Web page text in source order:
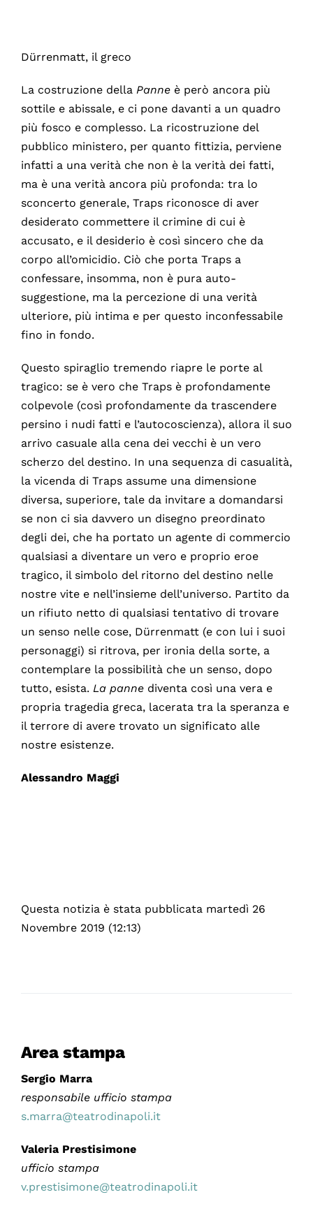
Dürrenmatt, il greco
La costruzione della Panneè però ancora più
sottile e abissale, e ci pone davanti a un quadro
più fosco e complesso. La ricostruzione del
pubblico ministero, per quanto fittizia, perviene
infatti a una verità che non è la verità dei fatti,
ma è una verità ancora più profonda: tra lo
sconcerto generale, Traps riconosce di aver
desiderato commettere il crimine di cui è
accusato, e il desiderio è così sincero che da
corpo all’omicidio. Ciò che porta Traps a
confessare, insomma, non è pura auto-
suggestione, ma la percezione di una verità
ulteriore, più intima e per questo inconfessabile
fino in fondo.
Questo spiraglio tremendo riapre le porte al
tragico: se è vero che Traps è profondamente
colpevole (così profondamente da trascendere
persino i nudi fatti e l’autocoscienza), allora il suo
arrivo casuale alla cena dei vecchi è un vero
scherzo del destino. In una sequenza di casualità,
la vicenda di Traps assume una dimensione
diversa, superiore, tale da invitare a domandarsi
se non ci sia davvero un disegno preordinato
degli dei, che ha portato un agente di commercio
qualsiasi a diventare un vero e proprio eroe
tragico, il simbolo del ritorno del destino nelle
nostre vite e nell’insieme dell’universo. Partito da
un rifiuto netto di qualsiasi tentativo di trovare
un senso nelle cose, Dürrenmatt (e con lui i suoi
personaggi) si ritrova, per ironia della sorte, a
contemplare la possibilità che un senso, dopo
tutto, esista. La pannediventa così una vera e
propria tragedia greca, lacerata tra la speranza e
il terrore di avere trovato un significato alle
nostre esistenze.
Alessandro Maggi
Questa notizia è stata pubblicata martedì 26
Novembre 2019 (12:13)
Area stampa
Sergio Marra
responsabile ufficio stampa
s.marra@teatrodinapoli.it
Valeria Prestisimone
ufficio stampa
v.prestisimone@teatrodinapoli.it